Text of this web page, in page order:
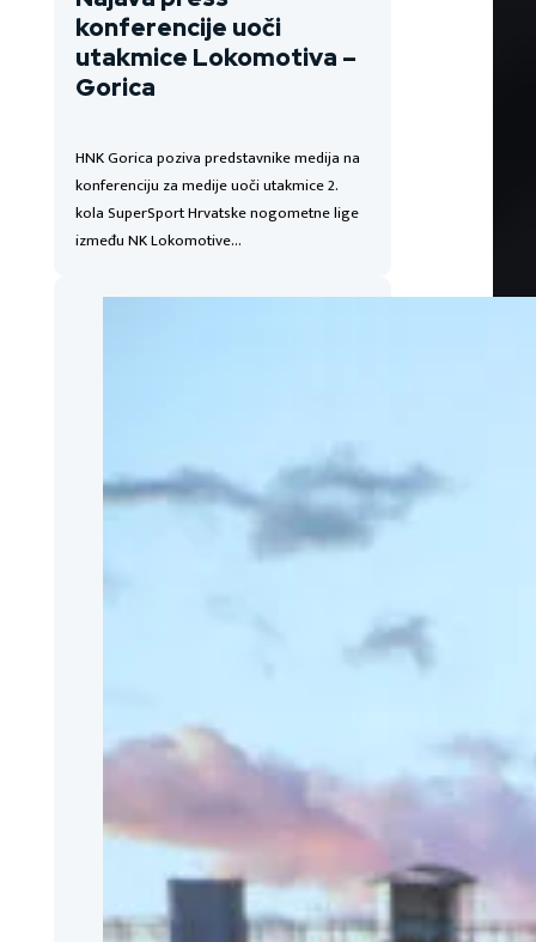
konferencije uoči
utakmice Lokomotiva –
Gorica
HNK Gorica poziva predstavnike medija na
konferenciju za medije uoči utakmice 2.
kola SuperSport Hrvatske nogometne lige
između NK Lokomotive…